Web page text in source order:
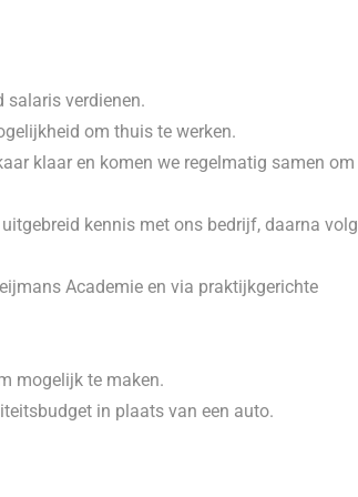
salaris verdienen.
om thuis te werken.
klaar en komen we regelmatig samen om
kennis met ons bedrijf, daarna volg
Academie en via praktijkgerichte
mogelijk te maken.
in plaats van een auto.